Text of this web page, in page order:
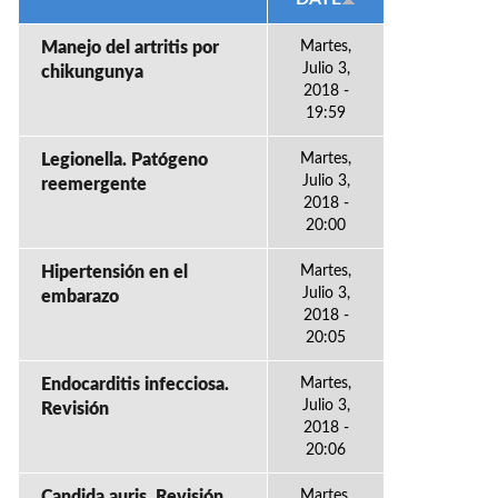
Manejo del artritis por
chikungunya
Martes,
Julio 3,
2018 -
19:59
Legionella. Patógeno
reemergente
Martes,
Julio 3,
2018 -
20:00
Hipertensión en el
embarazo
Martes,
Julio 3,
2018 -
20:05
Endocarditis infecciosa.
Revisión
Martes,
Julio 3,
2018 -
20:06